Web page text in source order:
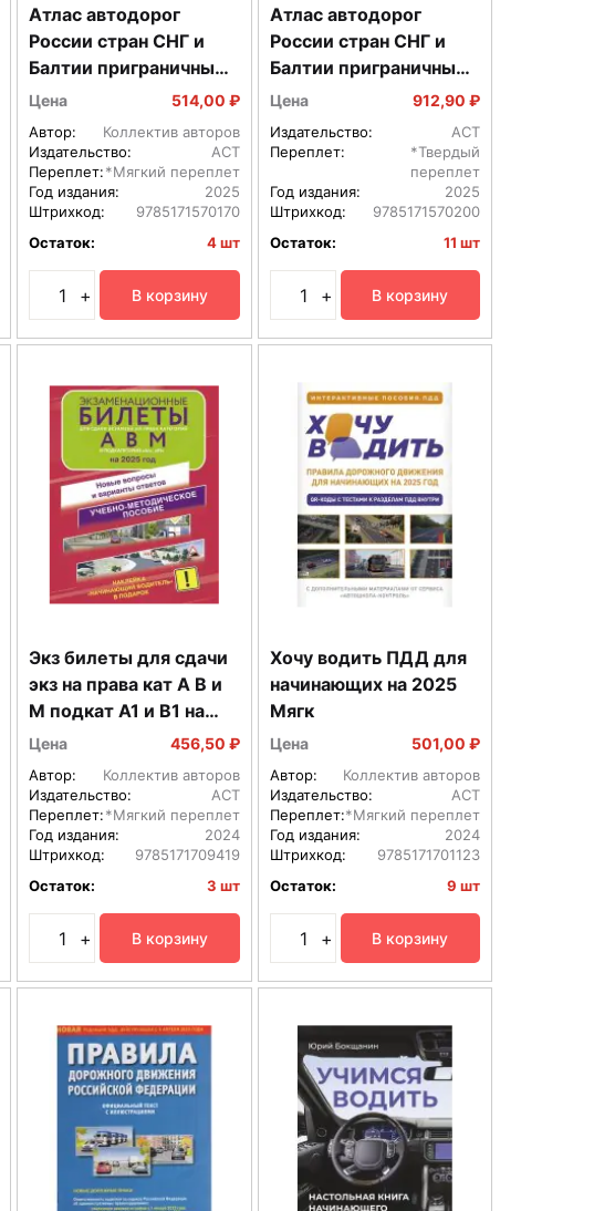
Атлас автодорог
России стран СНГ и
Балтии приграничные
районы в новых
Цена 514,00 ₽
Автор:
Коллектив авторов
Издательство:
АСТ
Переплет:*Мягкий переплет
Год издания:
2025
Штрихкод:
9785171570170
Остаток:
4 шт
+ В корзину
Атлас автодорог
России стран СНГ и
Балтии приграничные
районы в новых
Цена 912,90 ₽
Издательство:
АСТ
Переплет:
*Твердый
переплет
Год издания:
2025
Штрихкод:
9785171570200
Остаток:
11 шт
+ В корзину
Экз билеты для сдачи
экз на права кат А В и
М подкат А1 и В1 на
2025
Цена 456,50 ₽
Автор:
Коллектив авторов
Издательство:
АСТ
Переплет:*Мягкий переплет
Год издания:
2024
Штрихкод:
9785171709419
Остаток:
3 шт
+ В корзину
Хочу водить ПДД для
начинающих на 2025
Мягк
Цена 501,00 ₽
Автор:
Коллектив авторов
Издательство:
АСТ
Переплет:*Мягкий переплет
Год издания:
2024
Штрихкод:
9785171701123
Остаток:
9 шт
+ В корзину